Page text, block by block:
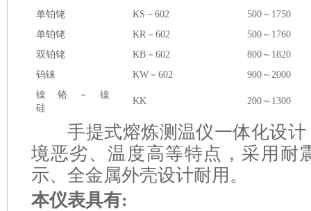
单铂铑
KS － 602 500 ～ 1750
单铂铑
KR － 602 500 ～ 1760
双铂铑
KB － 602 800 ～ 1820
钨铼
KW － 602 900 ～ 2000
镍铬－镍
硅
KK 200 ～ 1300
手提式熔炼测温仪一体化设
境恶劣、温度高等特点，采用耐
示、全金属外壳设计耐用。
本仪表具有: